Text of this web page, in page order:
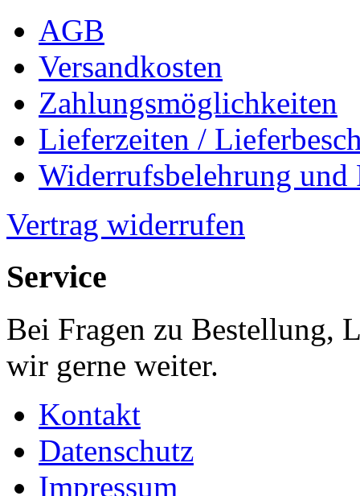
AGB
Versandkosten
Zahlungsmöglichkeiten
Lieferzeiten /
Widerrufsbelehrung und
Vertrag widerrufen
Service
Bei Fragen zu Bestellung,
wir gerne weiter.
Kontakt
Datenschutz
Impressum